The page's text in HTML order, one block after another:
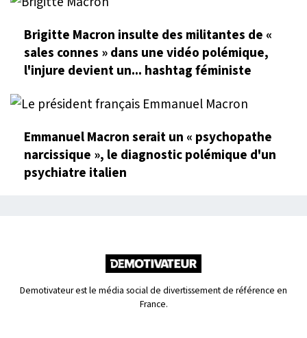
Brigitte Macron insulte des militantes de «
sales connes » dans une vidéo polémique,
l'injure devient un... hashtag féministe
Emmanuel Macron serait un « psychopathe
narcissique », le diagnostic polémique d'un
psychiatre italien
Demotivateur est le média social de divertissement de référence en
France.